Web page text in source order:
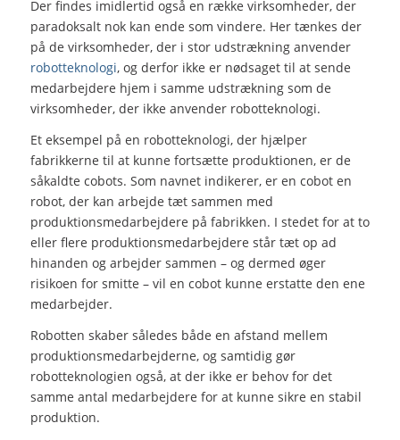
Der findes imidlertid også en række virksomheder, der
paradoksalt nok kan ende som vindere. Her tænkes der
på de virksomheder, der i stor udstrækning anvender
robotteknologi, og derfor ikke er nødsaget til at sende
medarbejdere hjem i samme udstrækning som de
virksomheder, der ikke anvender robotteknologi.
Et eksempel på en robotteknologi, der hjælper
fabrikkerne til at kunne fortsætte produktionen, er de
såkaldte cobots. Som navnet indikerer, er en cobot en
robot, der kan arbejde tæt sammen med
produktionsmedarbejdere på fabrikken. I stedet for at to
eller flere produktionsmedarbejdere står tæt op ad
hinanden og arbejder sammen – og dermed øger
risikoen for smitte – vil en cobot kunne erstatte den ene
medarbejder.
Robotten skaber således både en afstand mellem
produktionsmedarbejderne, og samtidig gør
robotteknologien også, at der ikke er behov for det
samme antal medarbejdere for at kunne sikre en stabil
produktion.